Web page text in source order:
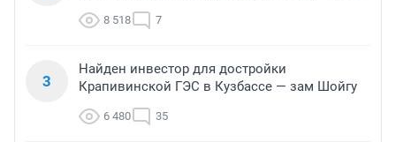
8 518 7
3
Найден инвестор для достройки
Крапивинской ГЭС в Кузбассе — зам Шойгу
6 480 35